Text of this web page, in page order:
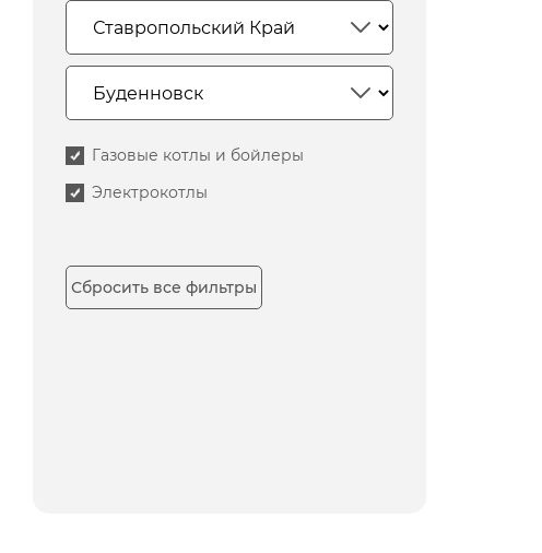
Газовые котлы и бойлеры
Электрокотлы
Сбросить все фильтры